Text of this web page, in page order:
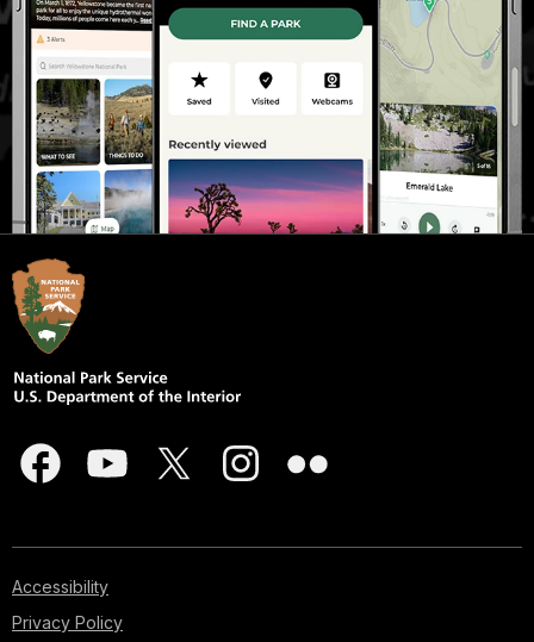
Accessibility
Privacy Policy